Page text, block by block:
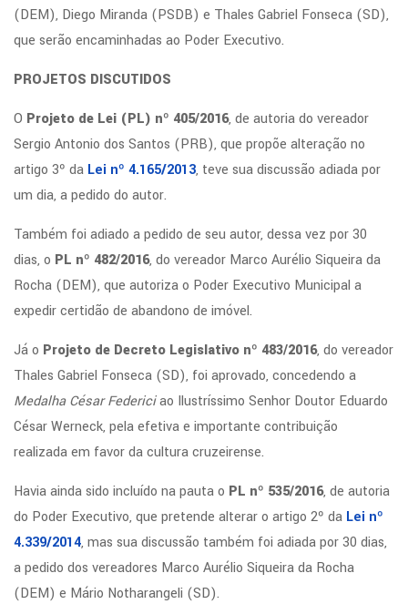
(DEM), Diego Miranda (PSDB) e Thales Gabriel Fonseca (SD),
que serão encaminhadas ao Poder Executivo.
PROJETOS DISCUTIDOS
O Projeto de Lei (PL) nº 405/2016, de autoria do vereador
Sergio Antonio dos Santos (PRB), que propõe alteração no
artigo 3º da Lei nº 4.165/2013, teve sua discussão adiada por
um dia, a pedido do autor.
Também foi adiado a pedido de seu autor, dessa vez por 30
dias, o PL nº 482/2016, do vereador Marco Aurélio Siqueira da
Rocha (DEM), que autoriza o Poder Executivo Municipal a
expedir certidão de abandono de imóvel.
Já o Projeto de Decreto Legislativo nº 483/2016, do vereador
Thales Gabriel Fonseca (SD), foi aprovado, concedendo a
Medalha César Federiciao Ilustríssimo Senhor Doutor Eduardo
César Werneck, pela efetiva e importante contribuição
realizada em favor da cultura cruzeirense.
Havia ainda sido incluído na pauta o PL nº 535/2016, de autoria
do Poder Executivo, que pretende alterar o artigo 2º da Lei nº
4.339/2014, mas sua discussão também foi adiada por 30 dias,
a pedido dos vereadores Marco Aurélio Siqueira da Rocha
(DEM) e Mário Notharangeli (SD).